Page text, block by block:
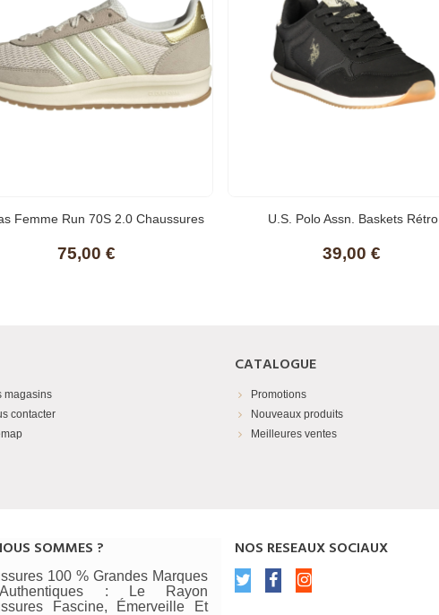
Femme Run 70S 2.0 Chaussures
75,00 €
U.s. Polo Assn. Baskets Rétro
39,00 €
magasins
contacter
CATALOGUE
Promotions
Nouveaux produits
Meilleures ventes
SOMMES ?
100 % Grandes Marques
: Le Rayon
Fascine, Émerveille Et
NOS RESEAUX SOCIAUX